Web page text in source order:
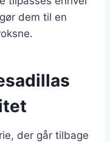
dem til en
der går tilbage